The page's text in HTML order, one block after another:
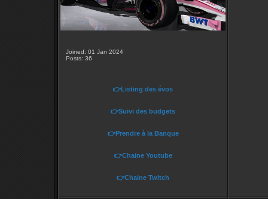
Joined: 01 Jan 2024
Posts: 36
👉Listing des évos
👉Suivi des budgets
👉Prendre à la Banque
👉Chaine Youtube
👉Chaine Twitch